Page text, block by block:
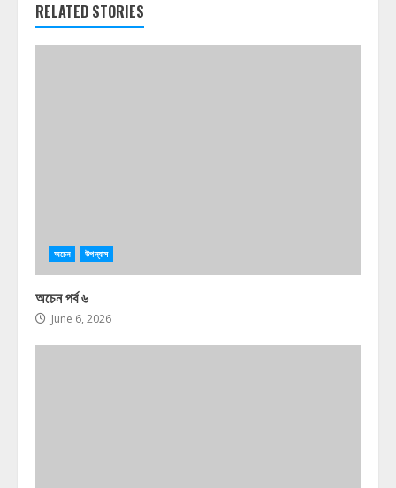
RELATED STORIES
অচেন উপন্যাস
অচেন পর্ব ৬
June 6, 2026